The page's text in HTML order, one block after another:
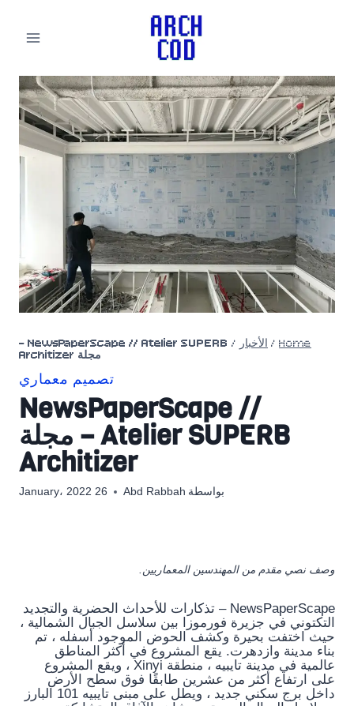
Home
/ الأخبار /
NewsPaperScape // Atelier SUPERB –
مجلة Architizer
تصميم معماري
NewsPaperScape //
Atelier SUPERB – مجلة
Architizer
بواسطة Abd Rabbah 26 January، 2022
وصف نصي مقدم من المهندسين المعماريين.
NewsPaperScape – تذكارات للأحداث الحضرية والتجديد
التكتوني في جزيرة فورموزا بين سلاسل الجبال الشمالية ،
حيث اختفت بحيرة وكشف الحوض الموجود أسفله ، تم
بناء مدينة وازدهرت. يقع المشروع في أكثر المناطق
عالمية في مدينة تايبيه ، منطقة Xinyi ، ويقع المشروع
على ارتفاع أكثر من عشرين طابقًا فوق سطح الأرض
داخل برج سكني جديد ، ويطل على مبنى تايبيه 101 البارز